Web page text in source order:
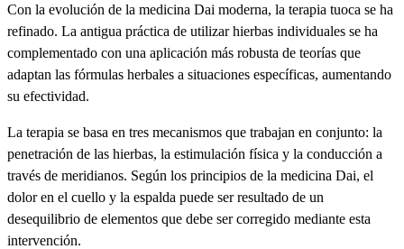
Con la evolución de la medicina Dai moderna, la terapia tuoca se ha
refinado. La antigua práctica de utilizar hierbas individuales se ha
complementado con una aplicación más robusta de teorías que
adaptan las fórmulas herbales a situaciones específicas, aumentando
su efectividad.
La terapia se basa en tres mecanismos que trabajan en conjunto: la
penetración de las hierbas, la estimulación física y la conducción a
través de meridianos. Según los principios de la medicina Dai, el
dolor en el cuello y la espalda puede ser resultado de un
desequilibrio de elementos que debe ser corregido mediante esta
intervención.